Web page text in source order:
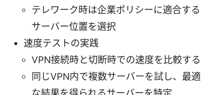
テレワーク時は企業ポリシーに適合する
サーバー位置を選択
速度テストの実践
VPN接続時と切断時での速度を比較する
同じVPN内で複数サーバーを試し、最適